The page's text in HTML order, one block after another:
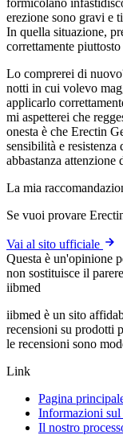
erezione sono gravi e
In quella situazione,
correttamente
Lo comprerei di
notti in cui volevo
applicarlo
mi aspetterei che
onesta è che Erectin
sensibilità e resistenza
abbastanza attenzione
La mia
Se vuoi provare
Vai al sito ufficiale
Questa è un'opinione
non sostituisce il
iibmed
iibmed è un sito
recensioni su prodotti
le recensioni sono
Link
Pagina
Informazioni
Il nostro